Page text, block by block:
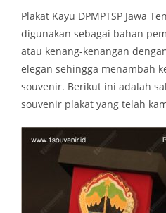
Plakat Kayu DPMPTSP Jawa
digunakan sebagai bahan
atau kenang-kenangan
elegan sehingga menambah
souvenir. Berikut ini adalah
souvenir plakat yang telah